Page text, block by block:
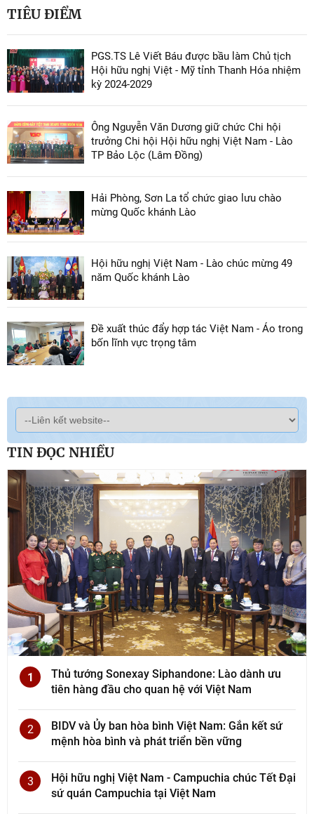
TIÊU ĐIỂM
PGS.TS Lê Viết Báu được bầu làm Chủ tịch
Hội hữu nghị Việt - Mỹ tỉnh Thanh Hóa nhiệm
kỳ 2024-2029
Ông Nguyễn Văn Dương giữ chức Chi hội
trưởng Chi hội Hội hữu nghị Việt Nam - Lào
TP Bảo Lộc (Lâm Đồng)
Hải Phòng, Sơn La tổ chức giao lưu chào
mừng Quốc khánh Lào
Hội hữu nghị Việt Nam - Lào chúc mừng 49
năm Quốc khánh Lào
Đề xuất thúc đẩy hợp tác Việt Nam - Áo trong
bốn lĩnh vực trọng tâm
TIN ĐỌC NHIỀU
1
Thủ tướng Sonexay Siphandone: Lào dành ưu
tiên hàng đầu cho quan hệ với Việt Nam
2
BIDV và Ủy ban hòa bình Việt Nam: Gắn kết sứ
mệnh hòa bình và phát triển bền vững
3
Hội hữu nghị Việt Nam - Campuchia chúc Tết Đại
sứ quán Campuchia tại Việt Nam